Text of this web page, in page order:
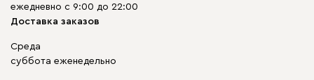
ежедневно с 9:00 до 22:00
Доставка заказов
Среда
суббота еженедельно